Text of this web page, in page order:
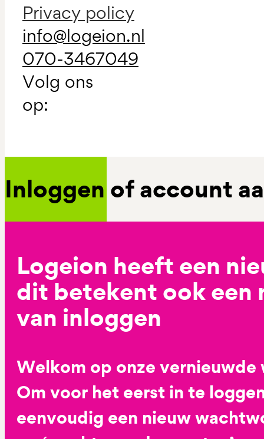
Privacy policy
info@logeion.nl
070-3467049
Volg ons
op:
Inloggen of account
Logeion heeft een
dit betekent ook een
van inloggen
Welkom op onze vernieuwde
Om voor het eerst in te
eenvoudig een nieuw